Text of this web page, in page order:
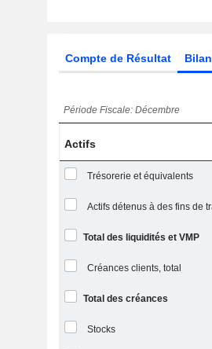
Compte de Résultat Bilan
Période Fiscale: Décembre
Actifs
Trésorerie et équivalents
Total des liquidités et VMP
Créances clients, total
Total des créances
Stocks